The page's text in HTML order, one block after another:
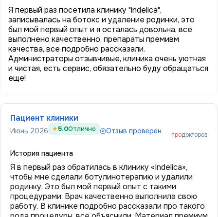
Я первый раз посетила клинику "indelica",
записывалась на ботокс и удаление родинки, это
был мой первый опыт и я осталась довольна, все
выполнено качественно, препараты премивм
качества, все подробно рассказали.
Администраторы отзывчивые, клиника очень уютная
и чистая, есть сервис, обязательно буду обращаться
еще!
Пациент клиники
Июнь 2026 5.0Отлично Отзыв проверен продокторов
История пациента
Я в первый раз обратилась в клинику «Indelica»,
чтобы мне сделали ботулинотерапию и удалили
родинку. Это был мой первый опыт с такими
процедурами. Врач качественно выполнила свою
работу. В клинике подробно рассказали про такого